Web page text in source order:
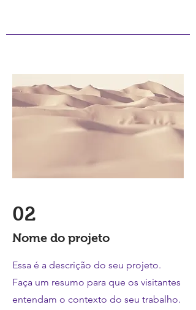
02
Nome do projeto
Essa é a descrição do seu projeto.
Faça um resumo para que os visitantes
entendam o contexto do seu trabalho.